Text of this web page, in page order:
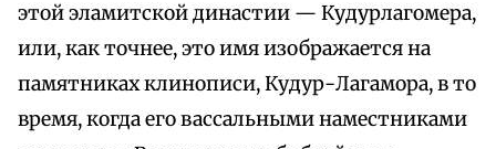
этой эламитской династии — Кудурлагомера,
или, как точнее, это имя изображается на
памятниках клинописи, Кудур-Лагамора, в то
время, когда его вассальными наместниками